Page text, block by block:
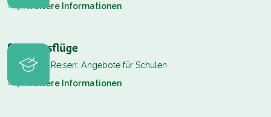
Weitere Informationen
Schulausflüge
Lernen auf Reisen: Angebote für Schulen
Weitere Informationen